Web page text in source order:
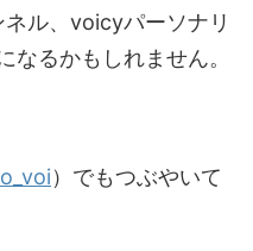
ル、voicyパーソナリ
なるかもしれません。
）でもつぶやいて